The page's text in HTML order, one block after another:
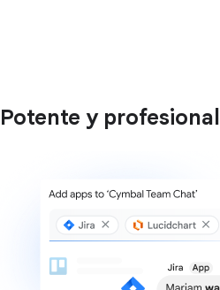
Potente y profesional